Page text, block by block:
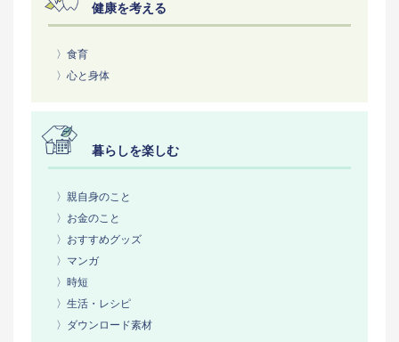
健康を考える
〉食育
〉心と身体
暮らしを楽しむ
〉親自身のこと
〉お金のこと
〉おすすめグッズ
〉マンガ
〉時短
〉生活・レシピ
〉ダウンロード素材